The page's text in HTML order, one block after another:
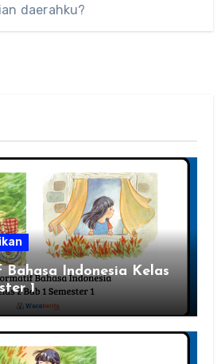
daerahku?
Indonesia Kelas
1